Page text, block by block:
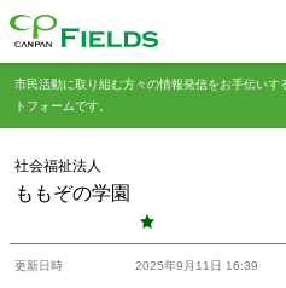
市民活動に取り組む方々の情報発信をお手伝い
トフォームです。
社会福祉法人
ももぞの学園
更新日時 2025年9月11日 16:39